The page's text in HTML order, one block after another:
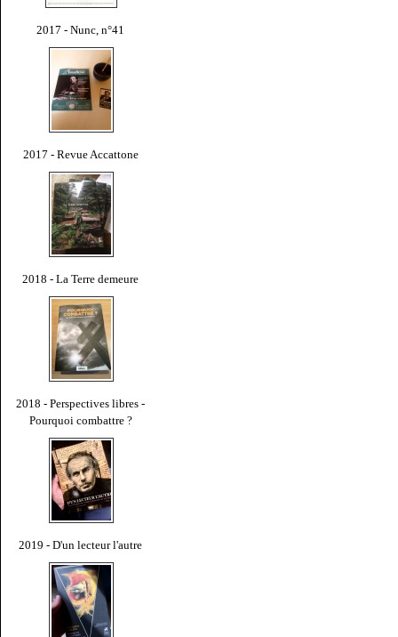
2017 - Nunc, n°41
2017 - Revue Accattone
2018 - La Terre demeure
2018 - Perspectives libres -
Pourquoi combattre ?
2019 - D'un lecteur l'autre